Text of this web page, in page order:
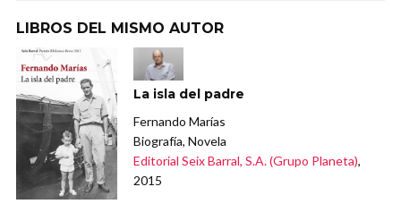
LIBROS DEL MISMO AUTOR
La isla del padre
Fernando Marías
Biografía, Novela
Editorial Seix Barral, S.A. (Grupo Planeta),
2015